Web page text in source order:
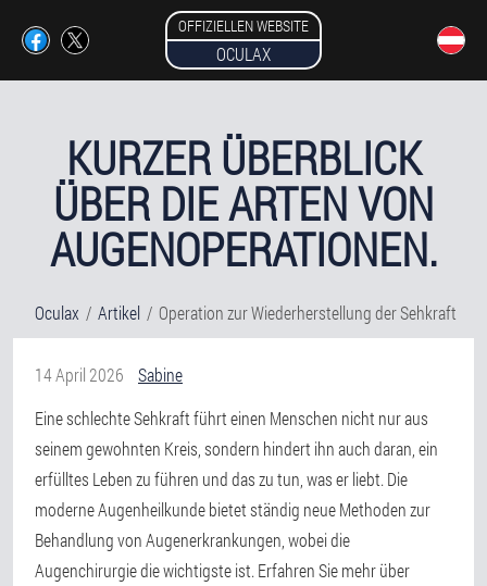
OFFIZIELLEN WEBSITE
OCULAX
KURZER ÜBERBLICK
ÜBER DIE ARTEN VON
AUGENOPERATIONEN.
Oculax Artikel Operation zur Wiederherstellung der Sehkraft
14 April 2026
Sabine
Eine schlechte Sehkraft führt einen Menschen nicht nur aus
seinem gewohnten Kreis, sondern hindert ihn auch daran, ein
erfülltes Leben zu führen und das zu tun, was er liebt. Die
moderne Augenheilkunde bietet ständig neue Methoden zur
Behandlung von Augenerkrankungen, wobei die
Augenchirurgie die wichtigste ist. Erfahren Sie mehr über